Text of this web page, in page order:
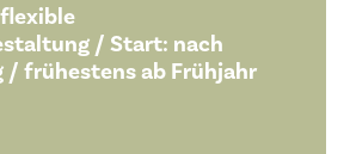
/ Start: nach
/ frühestens ab Frühjahr